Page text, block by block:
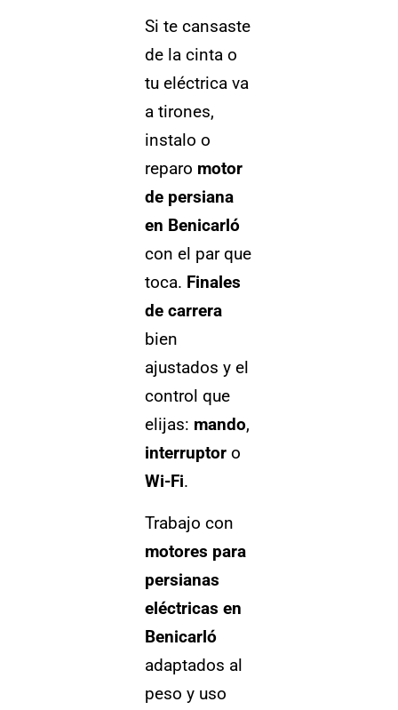
Si te cansaste
de la cinta o
tu eléctrica va
a tirones,
instalo o
reparo motor
de persiana
en Benicarló
con el par que
toca. Finales
de carrera
bien
ajustados y el
control que
elijas: mando,
interruptoro
Wi-Fi.
Trabajo con
motores para
persianas
eléctricas en
Benicarló
adaptados al
peso y uso